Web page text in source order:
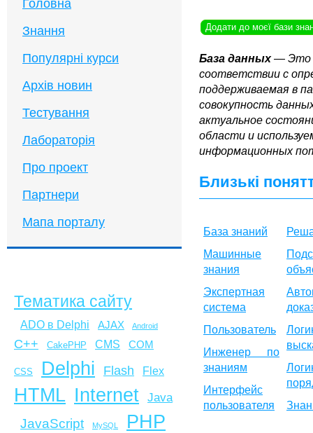
Головна
Знання
Популярні курси
Архів новин
Тестування
Лабораторія
Про проект
Партнери
Мапа порталу
Тематика сайту
ADO в Delphi AJAX Android
C++ CakePHP CMS COM
CSS Delphi Flash Flex
HTML Internet Java
JavaScript MySQL PHP
Додати до моєї бази
База данных— Это
соответствии с
поддерживаемая в
совокупность
актуальное
области и
информационных
Близькі
База знаний
Машинные
знания
Экспертная
система
Пользователь
Инженер по
знаниям
Интерфейс
пользователя